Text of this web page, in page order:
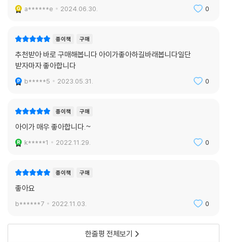
a******e 2024.06.30. 0
종이책 구매
추천받아 바로 구매해봅니다 아이가좋아하길바래봅니다일단
받자마자 좋아합니다
b*****5 2023.05.31. 0
종이책 구매
아이가 매우 좋아합니다.~
k*****1 2022.11.29. 0
종이책 구매
좋아요
b******7 2022.11.03. 0
한줄평 전체보기